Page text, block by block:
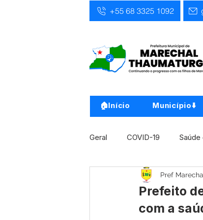
+55 68 3325 1092
🏠Início Município⬇️
Geral COVID-19 Saúde
Infra, Obra e Transporte
Concursos
Prefeito
com a
Pref